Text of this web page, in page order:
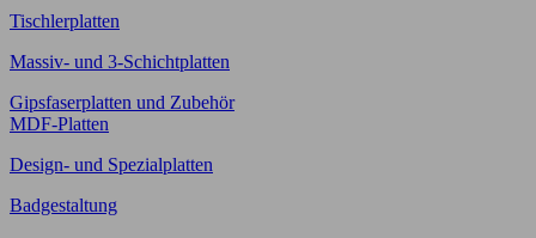
Tischlerplatten
Massiv- und 3-Schichtplatten
Gipsfaserplatten und Zubehör
MDF-Platten
Design- und Spezialplatten
Badgestaltung